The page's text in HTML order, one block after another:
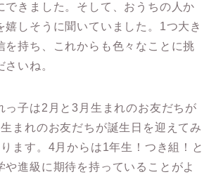
できました。そして、おうちの人か
嬉しそうに聞いていました。1つ大き
を持ち、これからも色々なことに挑
いね。
っ子は2月と3月生まれのお友だちが
まれのお友だちが誕生日を迎えてみ
ます。4月からは1年生！つき組！と
や進級に期待を持っていることがよ